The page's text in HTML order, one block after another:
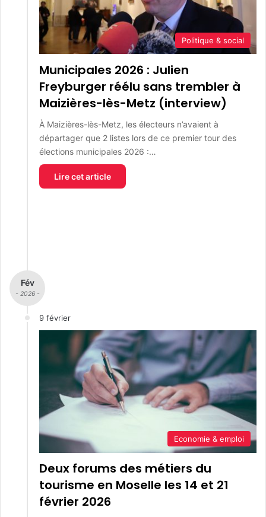
Politique & social
Municipales 2026 : Julien
Freyburger réélu sans trembler à
Maizières-lès-Metz (interview)
À Maizières-lès-Metz, les électeurs n’avaient à
départager que 2 listes lors de ce premier tour des
élections municipales 2026 :…
Lire cet article
Fév
- 2026 -
9 février
Economie & emploi
Deux forums des métiers du
tourisme en Moselle les 14 et 21
février 2026